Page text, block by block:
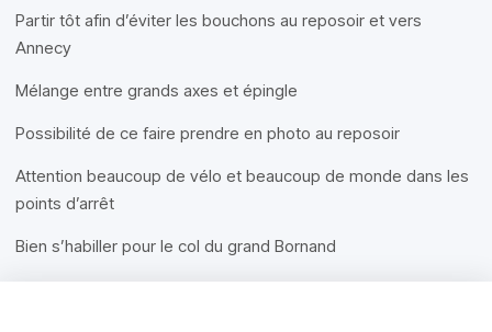
Partir tôt afin d’éviter les bouchons au reposoir et vers
Annecy
Mélange entre grands axes et épingle
Possibilité de ce faire prendre en photo au reposoir
Attention beaucoup de vélo et beaucoup de monde dans les
points d’arrêt
Bien s’habiller pour le col du grand Bornand